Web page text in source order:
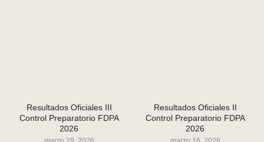
Resultados Oficiales III
Control Preparatorio FDPA
2026
Resultados Oficiales II
Control Preparatorio FDPA
2026